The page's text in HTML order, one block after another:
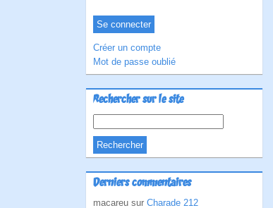
Créer un compte
Mot de passe oublié
Rechercher sur le site
Derniers commentaires
macareu sur Charade 212